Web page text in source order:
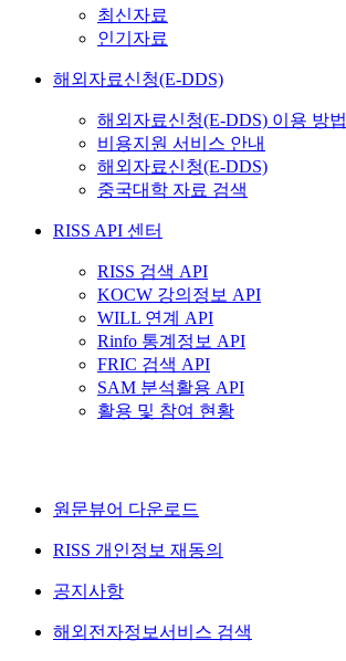
최신자료
인기자료
해외자료신청(E-DDS)
해외자료신청(E-DDS) 이용 방법
비용지원 서비스 안내
해외자료신청(E-DDS)
중국대학 자료 검색
RISS API 센터
RISS 검색 API
KOCW 강의정보 API
WILL 연계 API
Rinfo 통계정보 API
FRIC 검색 API
SAM 분석활용 API
활용 및 참여 현황
원문뷰어 다운로드
RISS 개인정보 재동의
공지사항
해외전자정보서비스 검색